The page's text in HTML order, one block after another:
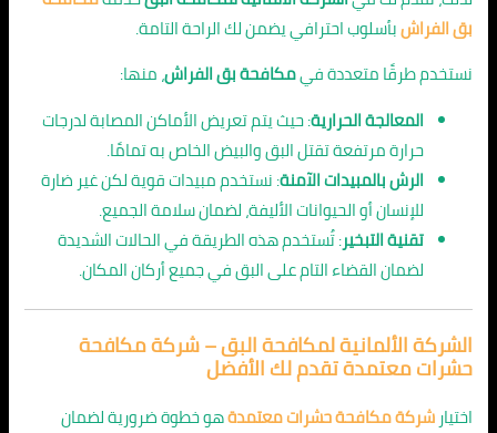
بق الفراشبأسلوب احترافي يضمن لك الراحة التامة.
نستخدم طرقًا متعددة فيمكافحة بق الفراش، منها:
المعالجة الحرارية: حيث يتم تعريض الأماكن المصابة لدرجات
حرارة مرتفعة تقتل البق والبيض الخاص به تمامًا.
الرش بالمبيدات الآمنة: نستخدم مبيدات قوية لكن غير ضارة
للإنسان أو الحيوانات الأليفة، لضمان سلامة الجميع.
تقنية التبخير: تُستخدم هذه الطريقة في الحالات الشديدة
لضمان القضاء التام على البق في جميع أركان المكان.
الشركة الألمانية لمكافحة البق – شركة مكافحة
حشرات معتمدة تقدم لك الأفضل
اختيارشركة مكافحة حشرات معتمدةهو خطوة ضرورية لضمان